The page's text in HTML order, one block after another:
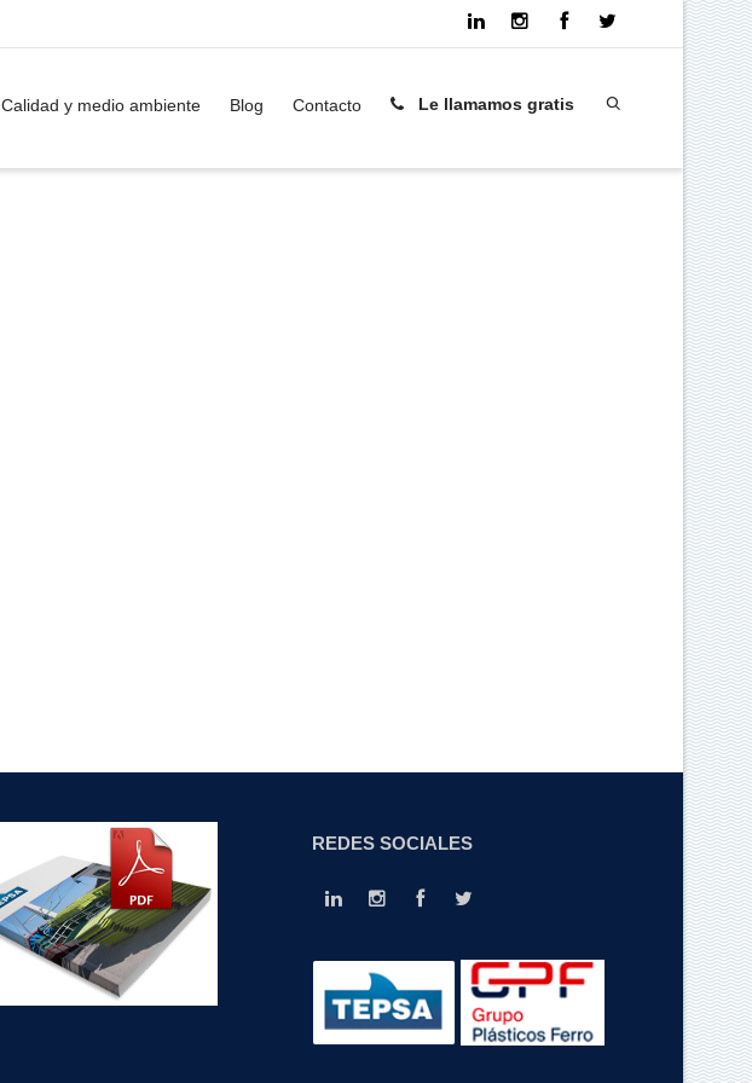
Calidad y medio ambiente Blog Contacto Le llamamos gratis
REDES SOCIALES